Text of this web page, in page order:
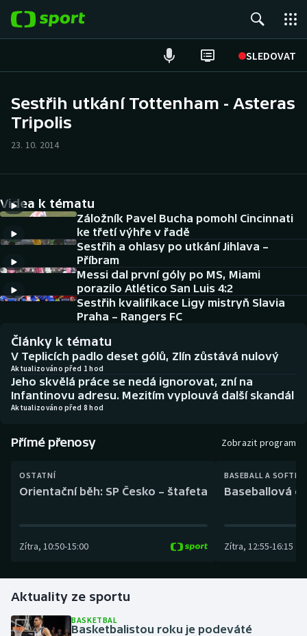
SLEDOVAT
Hokej
Cyklistika
DALŠÍ SPORTY
Americký fotbal
Baseball a softbal
Basketbal
Biatlon
Boby a skeleton
Box
Curling
Florbal
Futsal
Golf
NEPŘEHLÉDNĚTE
Historické návraty
Aplikace ČT sport
Sestřih utkání Tottenham - Asteras
Tripolis
23. 10. 2014
Videa k tématu
Záložník Pavel Bucha pomohl Cincinnati
ke třetí výhře v řadě
Sestřih a ohlasy po utkání Jihlava –
Příbram
Messi dal první góly po MS, Miami
porazilo Atlético San Luis 4:2
Sestřih kvalifikace Ligy mistryň Slavia
Praha – Rangers FC
Články k tématu
V Teplicích padlo deset gólů, Zlín zůstává nulový
Aktualizováno před 1 hod
Jeho skvělá práce se nedá ignorovat, zní na
Infantinovu adresu. Mezitím vyplouvá další skandál
Aktualizováno před 8 hod
Přímé přenosy Zobrazit program
OSTATNÍ
Orientační běh: SP Česko – štafeta
Zítra, 10:50-15:00
BASEBALL A
Baseballová
Zítra, 12:55-16:15
Aktuality ze sportu
BASKETBAL
Basketbalistou roku je podeváté